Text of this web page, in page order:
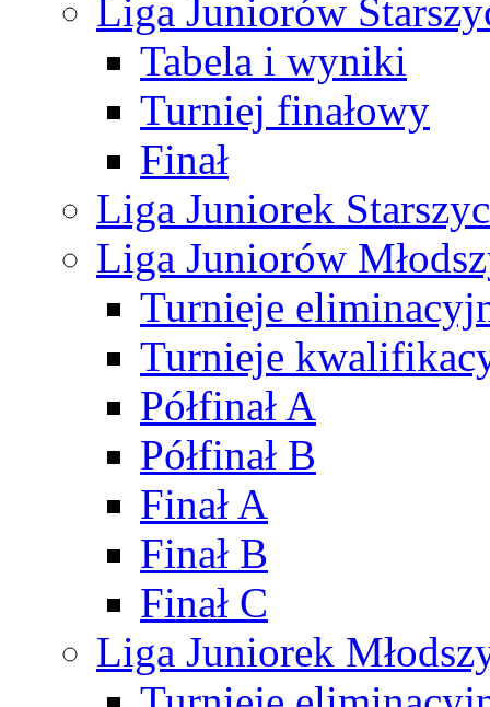
Liga Juniorów
Tabela i wyniki
Turniej finałowy
Finał
Liga Juniorek
Liga Juniorów
Turnieje
Turnieje
Półfinał A
Półfinał B
Finał A
Finał B
Finał C
Liga Juniorek